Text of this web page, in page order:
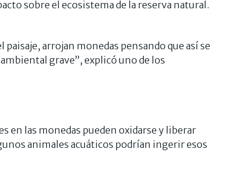
sobre el ecosistema de la reserva natural.
arrojan monedas pensando que así se
grave”, explicó uno de los
en las monedas pueden oxidarse y liberar
animales acuáticos podrían ingerir esos